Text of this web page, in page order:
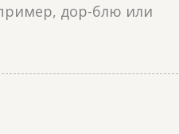
дор-блю или